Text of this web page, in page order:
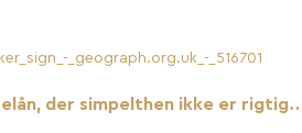
der simpelthen ikke er